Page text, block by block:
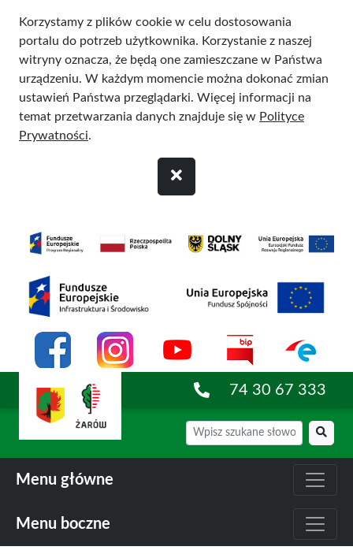
Korzystamy z plików cookie w celu dostosowania
portalu do potrzeb użytkownika. Korzystanie z naszej
witryny oznacza, że będą one zamieszczane w Państwa
urządzeniu. W każdym momencie można dokonać zmian
ustawień Państwa przeglądarki. Więcej informacji na
temat przetwarzania danych znajduje się w Polityce
Prywatności.
74 30 67 333
Menu główne
Menu boczne